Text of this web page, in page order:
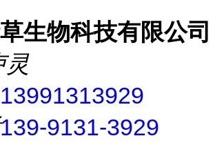
生物科技有限公司
灵
13991313929
139-9131-3929